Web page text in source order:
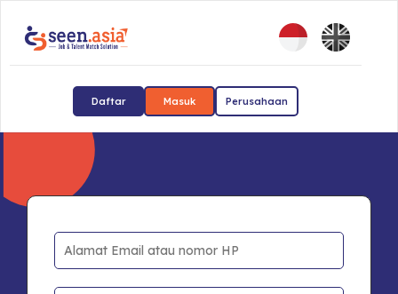
Daftar Masuk Perusahaan